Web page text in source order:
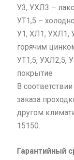
У3, УХЛ3 –
УТ1,5 –
У1, ХЛ1, УХЛ1,
горячим
УТ1,5, УХЛ2,5,
покрытие
В
заказа
другом
15150.
Гарантийный